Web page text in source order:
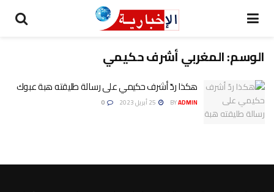
الوسم:المغربي أشرف حكيمي
هكذا ردّ أشرف حكيمي على رسالة طليقته هبة عبوك
BYADMIN